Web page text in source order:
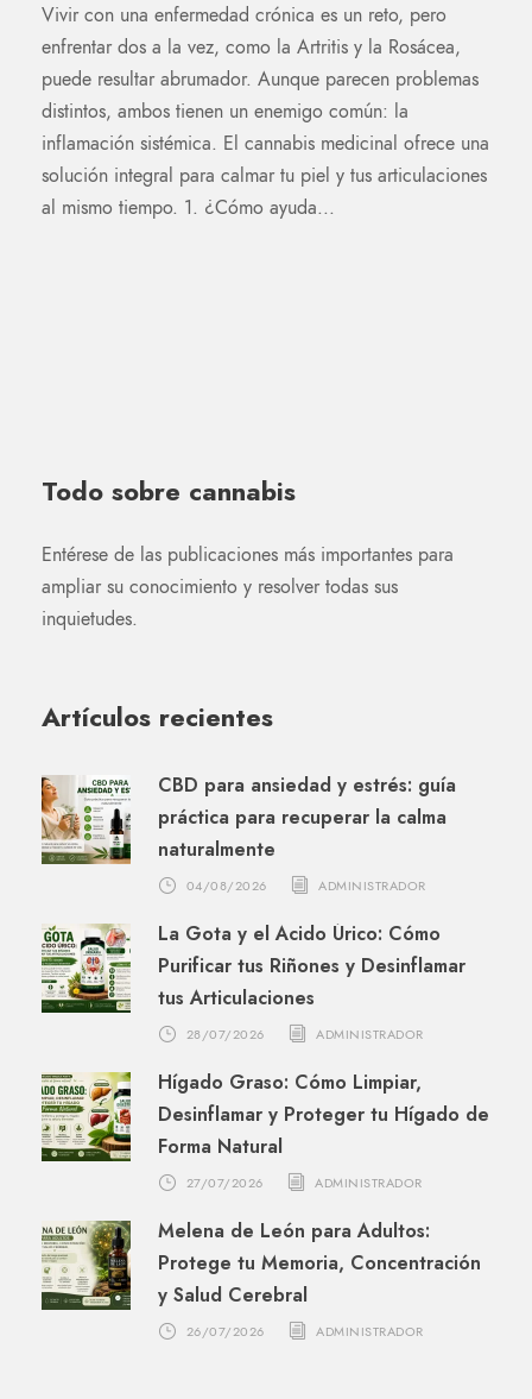
Vivir con una enfermedad crónica es un reto, pero
enfrentar dos a la vez, como la Artritis y la Rosácea,
puede resultar abrumador. Aunque parecen problemas
distintos, ambos tienen un enemigo común: la
inflamación sistémica. El cannabis medicinal ofrece una
solución integral para calmar tu piel y tus articulaciones
al mismo tiempo. 1. ¿Cómo ayuda...
Todo sobre cannabis
Entérese de las publicaciones más importantes para
ampliar su conocimiento y resolver todas sus
inquietudes.
Artículos recientes
CBD para ansiedad y estrés: guía
práctica para recuperar la calma
naturalmente
04/08/2026 ADMINISTRADOR
La Gota y el Ácido Úrico: Cómo
Purificar tus Riñones y Desinflamar
tus Articulaciones
28/07/2026 ADMINISTRADOR
Hígado Graso: Cómo Limpiar,
Desinflamar y Proteger tu Hígado de
Forma Natural
27/07/2026 ADMINISTRADOR
Melena de León para Adultos:
Protege tu Memoria, Concentración
y Salud Cerebral
26/07/2026 ADMINISTRADOR